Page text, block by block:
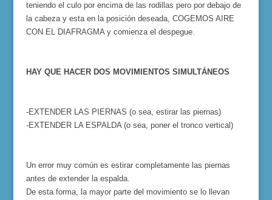
teniendo el culo por encima de las rodillas pero por debajo de
la cabeza y esta en la posición deseada, COGEMOS AIRE
CON EL DIAFRAGMA y comienza el despegue.
HAY QUE HACER DOS MOVIMIENTOS SIMULTÁNEOS
-EXTENDER LAS PIERNAS (o sea, estirar las piernas)
-EXTENDER LA ESPALDA (o sea, poner el tronco vertical)
Un error muy común es estirar completamente las piernas
antes de extender la espalda.
De esta forma, la mayor parte del movimiento se lo llevan